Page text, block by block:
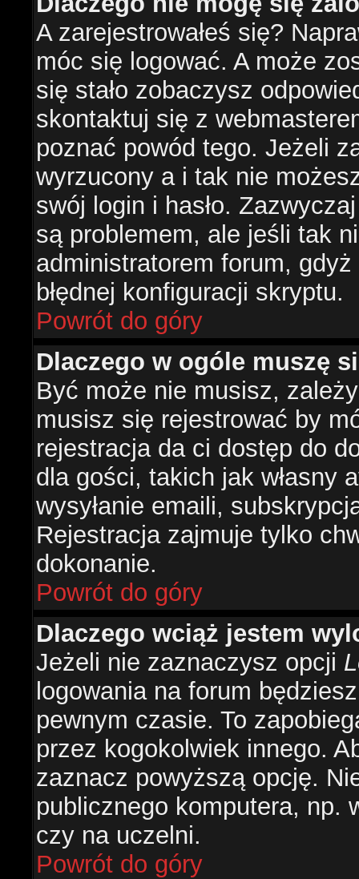
A zarejestrowałeś się?
móc się logować. A może
się stało zobaczysz
skontaktuj się z
poznać powód tego. Jeżeli
wyrzucony a i tak nie
swój login i hasło.
są problemem, ale jeśli tak
administratorem forum,
błędnej konfiguracji skryptu.
Powrót do góry
Dlaczego w ogóle muszę
Być może nie musisz,
musisz się rejestrować by
rejestracja da ci dostęp do
dla gości, takich jak własny
wysyłanie emaili,
Rejestracja zajmuje tylko
dokonanie.
Powrót do góry
Dlaczego wciąż jestem
Jeżeli nie zaznaczysz opcji
logowania na forum
pewnym czasie. To
przez kogokolwiek innego.
zaznacz powyższą opcję.
publicznego komputera, np.
czy na uczelni.
Powrót do góry